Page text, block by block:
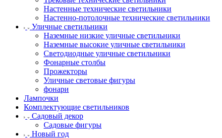
Настенные технические светильники
Настенно-потолочные технические светильники
Уличные светильники
Наземные низкие уличные светильники
Наземные высокие уличные светильники
Светодиодные уличные светильники
Фонарные столбы
Прожекторы
Уличные световые фигуры
фонари
Лампочки
Комплектующие светильников
Садовый декор
Садовые фигуры
Новый год